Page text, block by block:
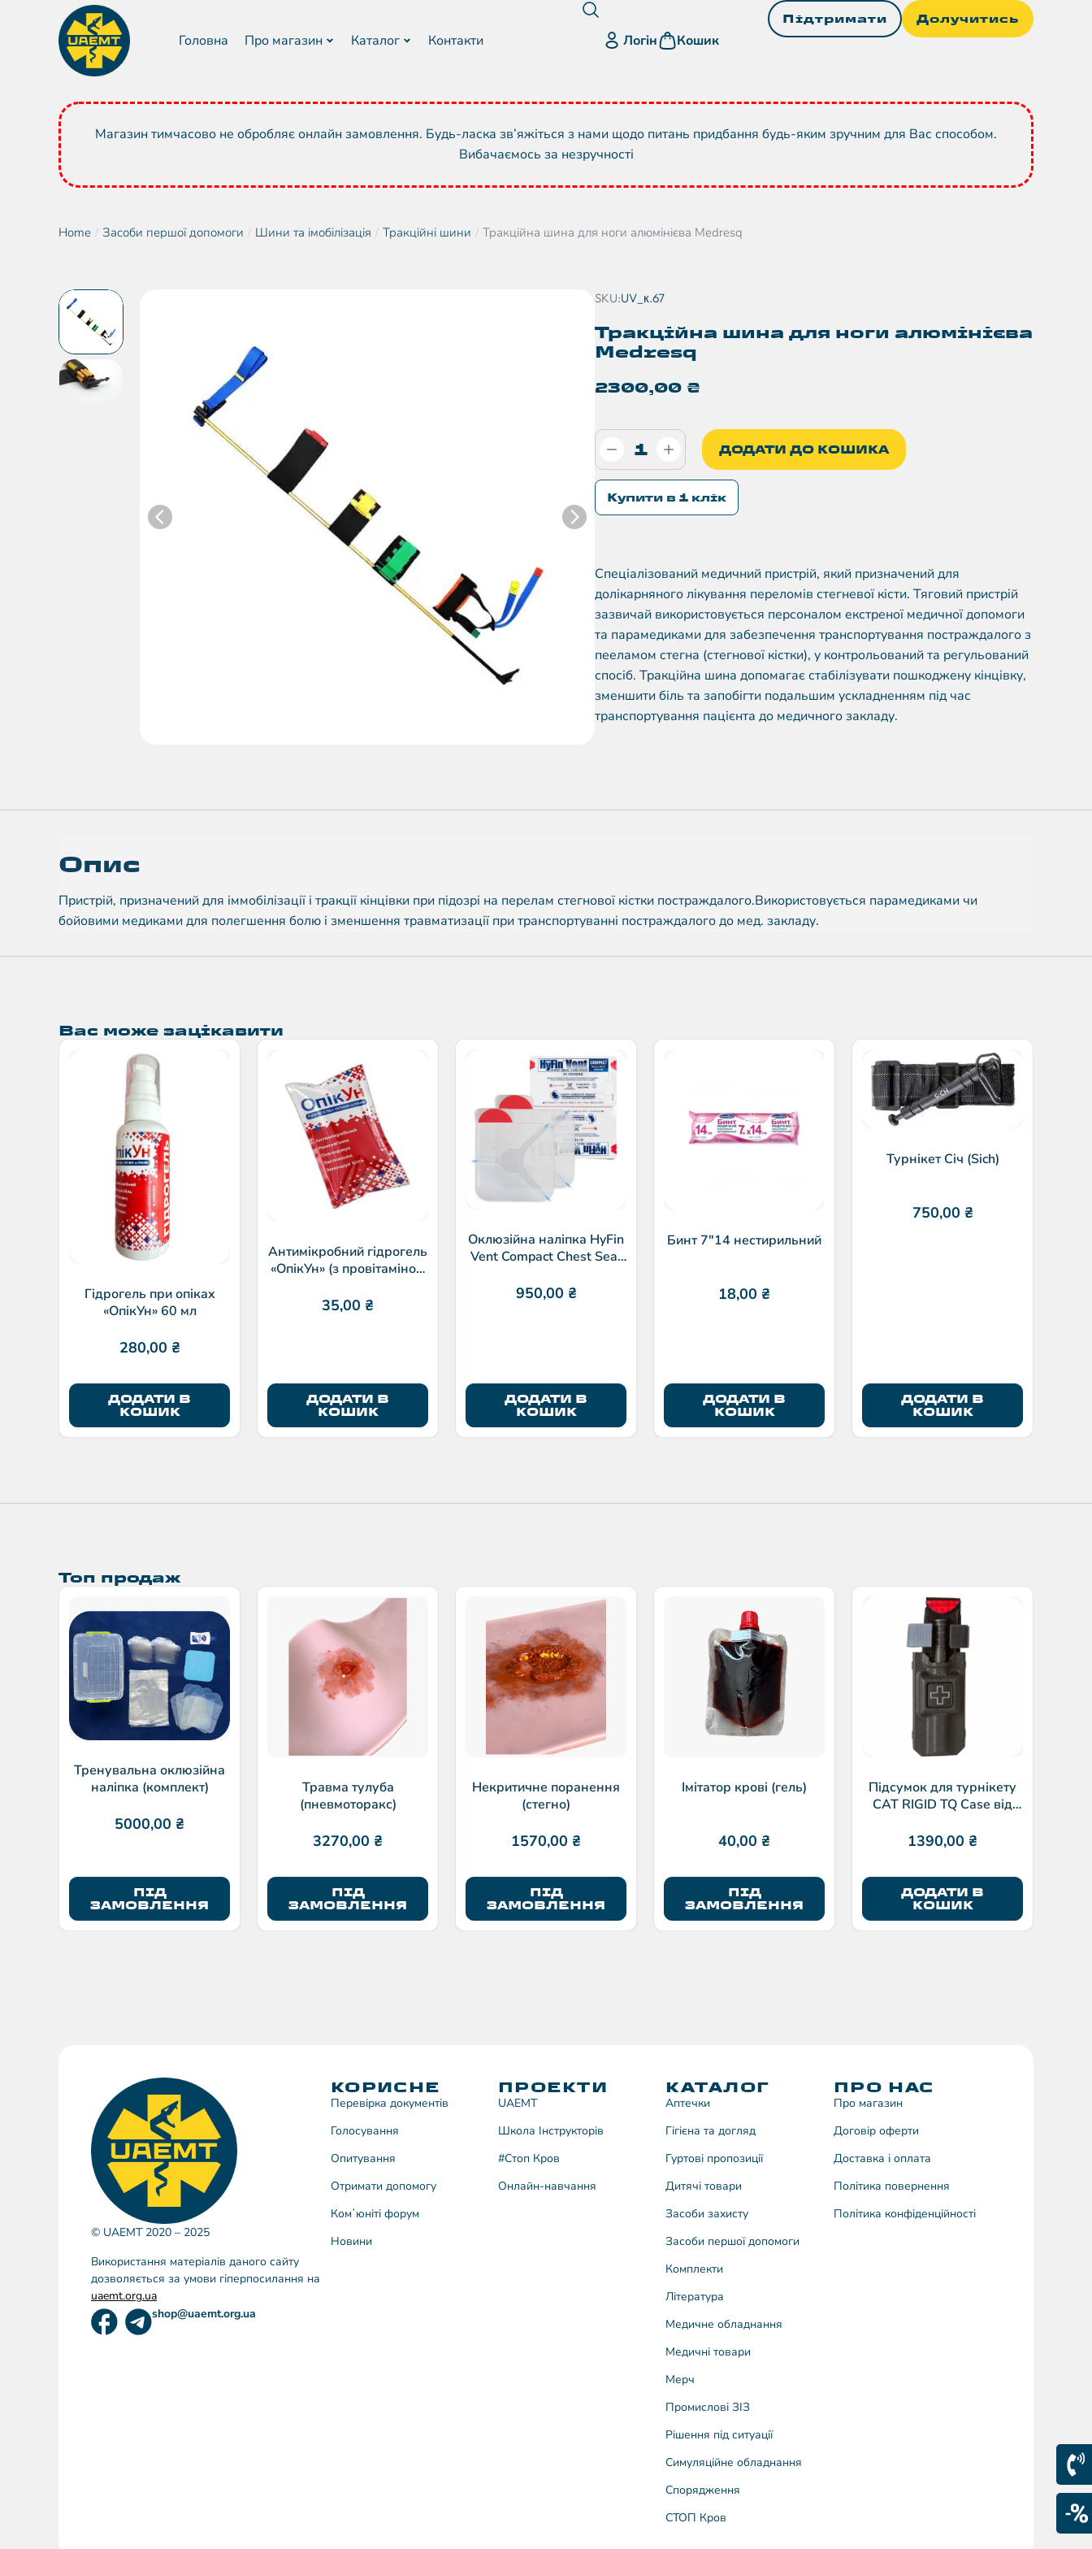
Головна Про магазин Каталог Контакти Логін Кошик
Підтримати Долучитись
Магазин тимчасово не обробляє онлайн замовлення. Будь-ласка зв’яжіться з нами щодо питань придбання будь-яким зручним для Вас способом.
Вибачаємось за незручності
You are here:
Home Засоби першої допомоги Шини та імобілізація Тракційні шини Тракційна шина для ноги алюмінієва Medresq
SKU:UV_к.67
Тракційна шина для ноги алюмінієва
Medresq
2300,00 ₴
ДОДАТИ ДО КОШИКА
Купити в 1 клік
Спеціалізований медичний пристрій, який призначений для
долікарняного лікування переломів стегневої кісти. Тяговий пристрій
зазвичай використовується персоналом екстреної медичної допомоги
та парамедиками для забезпечення транспортування постраждалого з
пееламом стегна (стегнової кістки), у контрольований та регульований
спосіб. Тракційна шина допомагає стабілізувати пошкоджену кінцівку,
зменшити біль та запобігти подальшим ускладненням під час
транспортування пацієнта до медичного закладу.
Опис
Пристрій, призначений для іммобілізації і тракції кінцівки при підозрі на перелам стегнової кістки постраждалого.Використовується парамедиками чи
бойовими медиками для полегшення болю і зменшення травматизації при транспортуванні постраждалого до мед. закладу.
Вас може зацікавити
Гідрогель при опіках
«ОпікУн» 60 мл
280,00 ₴
ДОДАТИ В
КОШИК
Антимікробний гідрогель
«ОпікУн» (з провітаміном
35,00 ₴
ДОДАТИ В
КОШИК
Оклюзійна наліпка HyFin
Vent Compact Chest Seal
950,00 ₴
ДОДАТИ В
КОШИК
Бинт 7″14 нестирильний
18,00 ₴
ДОДАТИ В
КОШИК
Турнікет Січ (Sich)
750,00 ₴
ДОДАТИ В
КОШИК
Топ продаж
Тренувальна оклюзійна
наліпка (комплект)
5000,00 ₴
ПІД
ЗАМОВЛЕННЯ
Травма тулуба
(пневмоторакс)
3270,00 ₴
ПІД
ЗАМОВЛЕННЯ
Некритичне поранення
(стегно)
1570,00 ₴
ПІД
ЗАМОВЛЕННЯ
Імітатор крові (гель)
40,00 ₴
ПІД
ЗАМОВЛЕННЯ
Підсумок для турнікету
CAT RIGID TQ Case від
1390,00 ₴
ДОДАТИ В
КОШИК
© UAEMT 2020 – 2025
Використання матеріалів даного сайту
дозволяється за умови гіперпосилання на
uaemt.org.ua
shop@uaemt.org.ua
КОРИСНЕ
Перевірка документів
Голосування
Опитування
Отримати допомогу
Комʼюніті форум
Новини
ПРОЕКТИ
UAEMT
Школа Інструкторів
#Стоп Кров
Онлайн-навчання
КАТАЛОГ
Аптечки
Гігієна та догляд
Гуртові пропозиції
Дитячі товари
Засоби захисту
Засоби першої допомоги
Комплекти
Література
Медичне обладнання
Медичні товари
Мерч
Промислові ЗІЗ
Рішення під ситуації
Симуляційне обладнання
Спорядження
СТОП Кров
ПРО НАС
Про магазин
Договiр оферти
Доставка і оплата
Політика повернення
Політика конфіденційності